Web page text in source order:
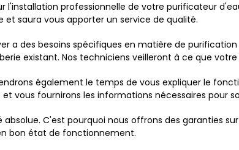
l'installation professionnelle de votre purificateur
saura vous apporter un service de qualité.
a des besoins spécifiques en matière de
existant. Nos techniciens veilleront à ce que
également le temps de vous expliquer le
vous fournirons les informations nécessaires pour
C'est pourquoi nous offrons des garanties
bon état de fonctionnement.